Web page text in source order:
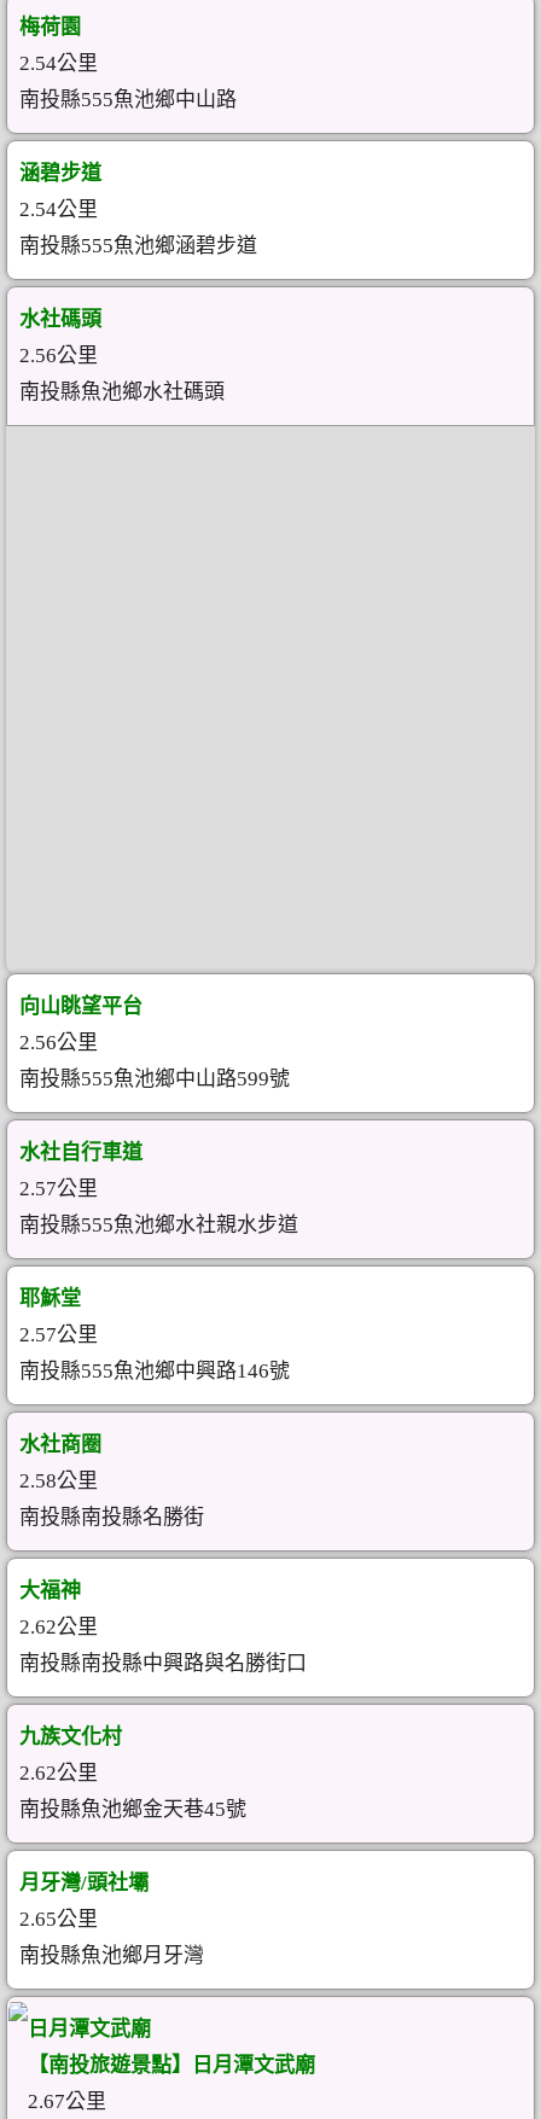
梅荷園
2.54公里
南投縣555魚池鄉中山路
涵碧步道
2.54公里
南投縣555魚池鄉涵碧步道
水社碼頭
2.56公里
南投縣魚池鄉水社碼頭
向山眺望平台
2.56公里
南投縣555魚池鄉中山路599號
水社自行車道
2.57公里
南投縣555魚池鄉水社親水步道
耶穌堂
2.57公里
南投縣555魚池鄉中興路146號
水社商圈
2.58公里
南投縣南投縣名勝街
大福神
2.62公里
南投縣南投縣中興路與名勝街口
九族文化村
2.62公里
南投縣魚池鄉金天巷45號
月牙灣/頭社壩
2.65公里
南投縣魚池鄉月牙灣
日月潭文武廟
【南投旅遊景點】日月潭文武廟
2.67公里